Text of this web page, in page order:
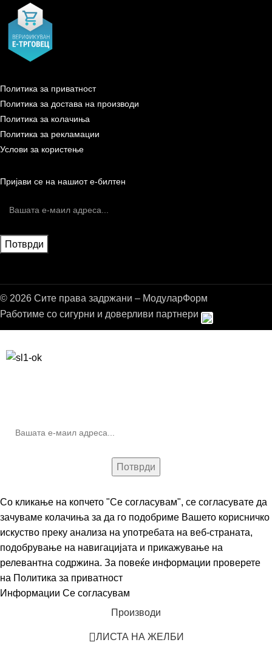
Политика за приватност
Политика за достава на производи
Политика за колачиња
Политика за рекламации
Услови за користење
Пријави се на нашиот е-билтен
© 2026 Сите права задржани – МодуларФорм
Работиме со сигурни и доверливи партнери
Со кликање на копчето "Се согласувам", се согласувате да
зачуваме колачиња за да го подобриме Вашето корисничко
искуство преку анализа на употребата на веб-страната,
подобрување на навигацијата и прикажување на
релевантна содржина. За повеќе информации проверете
на Политика за приватност
Информации Се согласувам
Производи
ЛИСТА НА ЖЕЛБИ